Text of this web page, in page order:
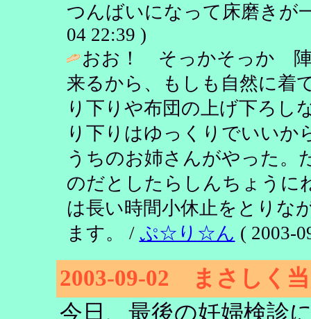
つんばいになって床磨きが
04 22:39 )
おお！ そっかそっか 陣
来るから、もしも自然に着
り下りや布団の上げ下ろ
り下りはゆっくりでいい
うちのお姉さんがやった。
のだとしたらしんちょう
は長い時間小休止をとりな
ます。 / ぷ☆り☆ん ( 2003-
2003-09-02 まさしく
今日、最後の妊婦検診